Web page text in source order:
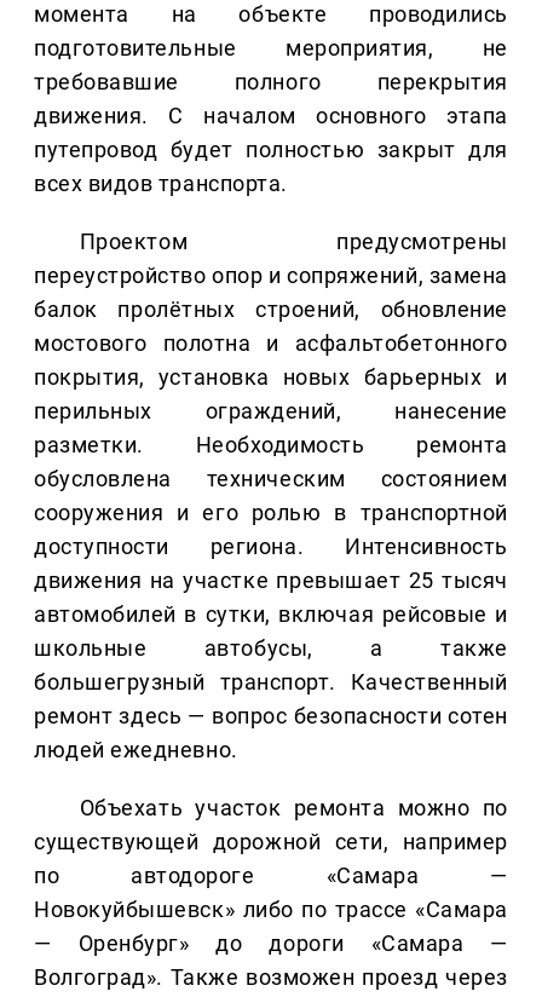
момента на объекте проводились
подготовительные мероприятия, не
требовавшие полного перекрытия
движения. С началом основного этапа
путепровод будет полностью закрыт для
всех видов транспорта.
Проектом предусмотрены
переустройство опор и сопряжений, замена
балок пролётных строений, обновление
мостового полотна и асфальтобетонного
покрытия, установка новых барьерных и
перильных ограждений, нанесение
разметки. Необходимость ремонта
обусловлена техническим состоянием
сооружения и его ролью в транспортной
доступности региона. Интенсивность
движения на участке превышает 25 тысяч
автомобилей в сутки, включая рейсовые и
школьные автобусы, а также
большегрузный транспорт. Качественный
ремонт здесь — вопрос безопасности сотен
людей ежедневно.
Объехать участок ремонта можно по
существующей дорожной сети, например
по автодороге «Самара —
Новокуйбышевск» либо по трассе «Самара
— Оренбург» до дороги «Самара —
Волгоград». Также возможен проезд через